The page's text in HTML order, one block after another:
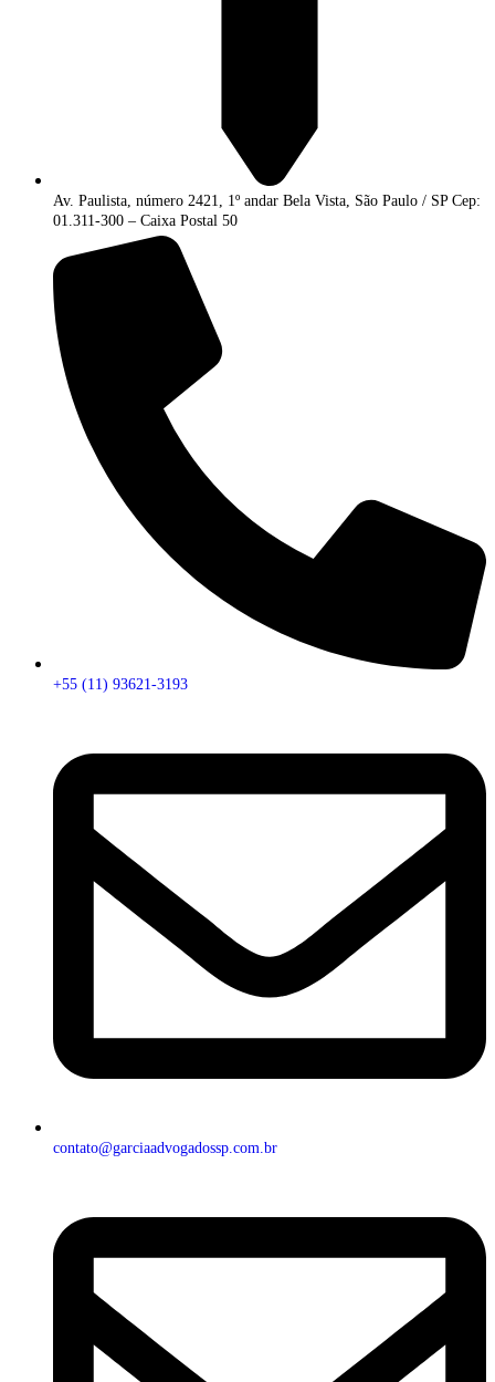
Av. Paulista, número 2421, 1º andar Bela Vista, São Paulo / SP Cep:
01.311-300 – Caixa Postal 50
+55 (11) 93621-3193
contato@garciaadvogadossp.com.br